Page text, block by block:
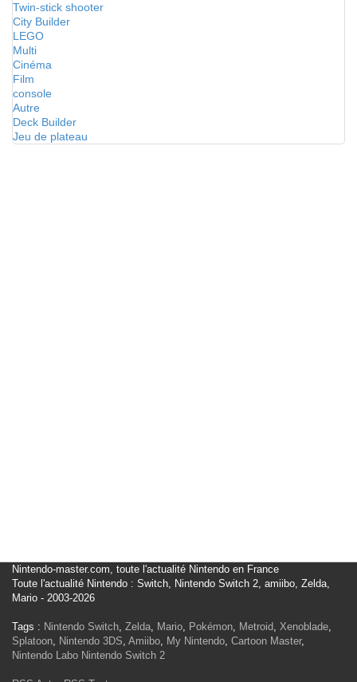
Twin-stick shooter
City Builder
LEGO
Multi
Cinéma
Film
console
Autre
Deck Builder
Jeu de plateau
Nintendo-master.com, toute l'actualité Nintendo en France
Toute l'actualité Nintendo : Switch, Nintendo Switch 2, amiibo, Zelda,
Mario - 2003-2026
Tags : Nintendo Switch, Zelda, Mario, Pokémon, Metroid, Xenoblade,
Splatoon, Nintendo 3DS, Amiibo, My Nintendo, Cartoon Master,
Nintendo Labo Nintendo Switch 2